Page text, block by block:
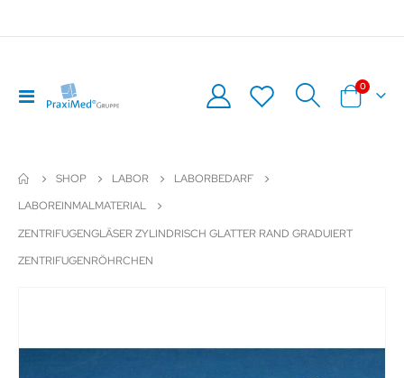
Navigation
umschalten
Warenkorb
0Artikel
SHOP LABOR
LABORBEDARF
LABOREINMALMATERIAL
ZENTRIFUGENGLÄSER ZYLINDRISCH GLATTER RAND GRADUIERT
ZENTRIFUGENRÖHRCHEN
Bildergalerie